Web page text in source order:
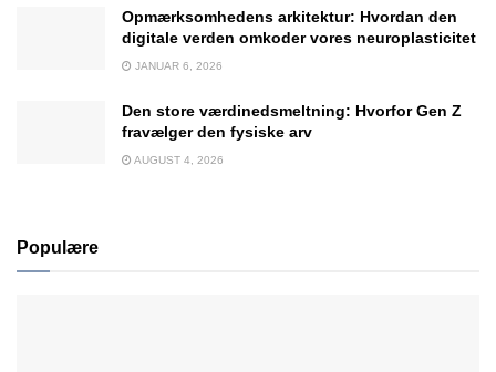
Opmærksomhedens arkitektur: Hvordan den
digitale verden omkoder vores neuroplasticitet
JANUAR 6, 2026
Den store værdinedsmeltning: Hvorfor Gen Z
fravælger den fysiske arv
AUGUST 4, 2026
Populære